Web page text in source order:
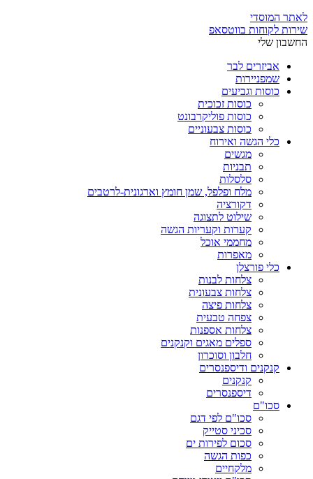
לאתר המוסדי
שירות לקוחות בווטסאפ
החשבון שלי
אביזרים לבר
שמפניירות
כוסות וגביעים
כוסות זכוכית
כוסות פוליקרבונט
כוסות צבעוניים
כלי הגשה ואירוח
מגשים
תבניות
סלסלות
מלח ופלפל, שמן חומץ וארגונית-לרטבים
דקורציה
שילוט לתצוגה
קערות וקעריות הגשה
מחממי אוכל
מאפרות
כלי פורצלן
צלחות לבנות
צלחות צבעונית
צלחות פיצה
צפחה טבעית
צלחות אספנות
ספלים מאגים וקנקנים
חלבון וסוכרון
קנקנים ודיספנסרים
קנקנים
דיספנסרים
סכו"ם
סכו"ם לפי דגם
סכיני סטייק
סכום לפירות ים
כפות הגשה
מלקחיים